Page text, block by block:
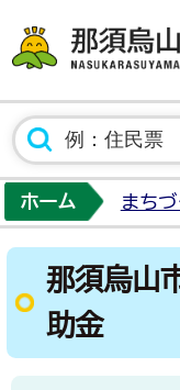
ホーム まち
那須烏山
助金